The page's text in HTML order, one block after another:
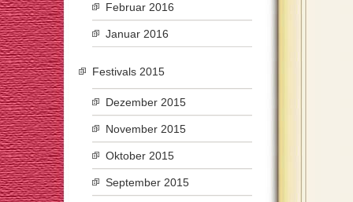
Februar 2016
Januar 2016
Festivals 2015
Dezember 2015
November 2015
Oktober 2015
September 2015